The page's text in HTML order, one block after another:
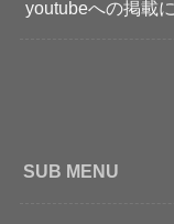
youtubeへの掲載
SUB MENU